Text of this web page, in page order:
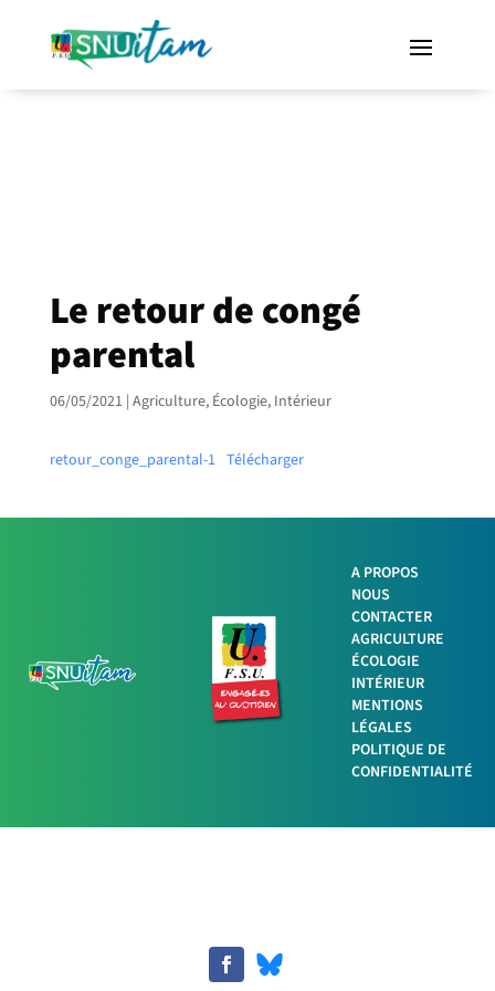
Le retour de congé
parental
06/05/2021 | Agriculture, Écologie, Intérieur
retour_conge_parental-1 Télécharger
A PROPOS
NOUS
CONTACTER
AGRICULTURE
ÉCOLOGIE
INTÉRIEUR
MENTIONS
LÉGALES
POLITIQUE DE
CONFIDENTIALITÉ
Twitter